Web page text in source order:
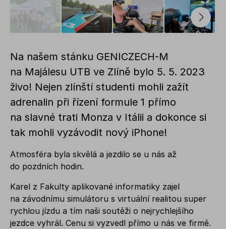
Na našem stánku GENICZECH-M
na Majálesu UTB ve Zlíně bylo 5. 5. 2023
živo! Nejen zlínští studenti mohli zažít
adrenalin při řízení formule 1 přímo
na slavné trati Monza v Itálii a dokonce si
tak mohli vyzávodit nový iPhone!
Atmosféra byla skvělá a jezdilo se u nás až
do pozdních hodin.
Karel z Fakulty aplikované informatiky zajel
na závodnímu simulátoru s virtuální realitou super
rychlou jízdu a tím naši soutěži o nejrychlejšího
jezdce vyhrál. Cenu si vyzvedl přímo u nás ve firmě.